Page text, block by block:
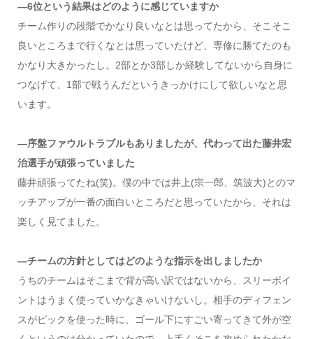
―6位という結果はどのように感じていますか
チーム作りの段階でかなり良いなとは思ってたから、そこそこ
良いところまで行くなとは思っていたけど、専修に勝てたのも
かなり大きかったし。2部とか3部しか経験してないから自身に
つなげて、1部で戦うんだというきっかけにして欲しいなと思
います。
―序盤ファウルトラブルもありましたが、代わって出た藤井宏
治選手が頑張っていました
藤井頑張ってたね(笑)。僕の中では井上(宗一郎、筑波大)とのマ
ッチアップが一番の面白いところだと思っていたから、それは
楽しく見てました。
―チームの方針としてはどのような指示を出しましたか
うちのチームはそこまで背が高い訳ではないから、スリーポイ
ントはうまく使っていかなきゃいけないし。相手のディフェン
スがピックを使った時に、ゴール下にすごい寄ってきて外が空